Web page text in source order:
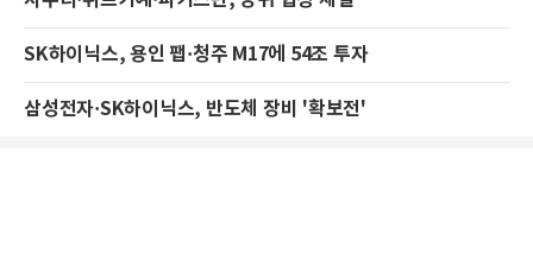
SK하이닉스, 용인 팹·청주 M17에 54조 투자
삼성전자·SK하이닉스, 반도체 장비 '확보전'